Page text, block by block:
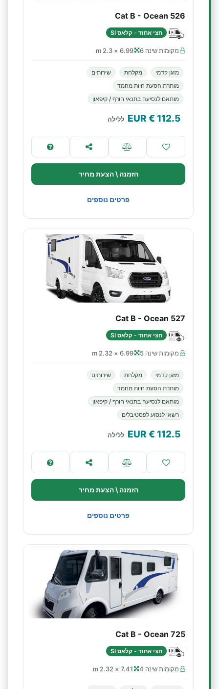
Cat B - Ocean 526
חצי אחוד - קלאס SI
מקומות שינה 6 6.99 × 2.3 m
מזגן קדמי מקלחת
שירותים
מותרת הסעת חיות מחמד
מותאם לנסיעה בתנאי חורף / קיפאון
112.5
€ EUR ללילה
הזמנה \ הצעת מחיר
פרטים נוספים
Cat B - Ocean 527
חצי אחוד - קלאס SI
מקומות שינה 5 6.99 × 2.32 m
מזגן קדמי מקלחת
שירותים
מותרת הסעת חיות מחמד
מותאם לנסיעה בתנאי חורף / קיפאון
רשאי לנסוע לפסטיבלים
112.5
€ EUR ללילה
הזמנה \ הצעת מחיר
פרטים נוספים
Cat B - Ocean 725
חצי אחוד - קלאס SI
מקומות שינה 4 7.41 × 2.32 m